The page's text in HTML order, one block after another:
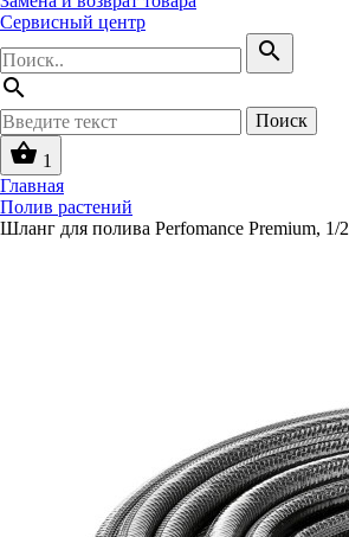
Сервисный центр
search
search
Поиск
shopping_basket 1
Главная
Полив растений
Шланг для полива Perfomance Premium, 1/